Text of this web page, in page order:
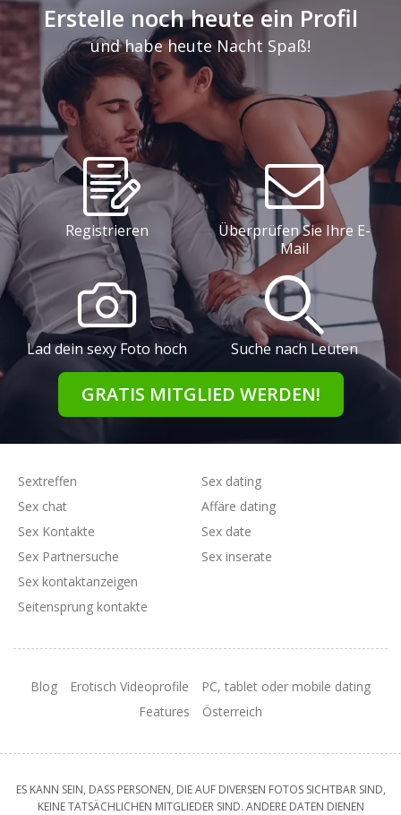
Erstelle noch heute ein Profil
und habe heute Nacht Spaß!
Registrieren
Überprüfen Sie Ihre E-
Mail
Lad dein sexy Foto hoch Suche nach Leuten
GRATIS MITGLIED WERDEN!
Sextreffen
Sex chat
Sex Kontakte
Sex dating
Affäre dating
Sex date
Sex Partnersuche
Sex kontaktanzeigen
Seitensprung kontakte
Sex inserate
Blog Erotisch Videoprofile
PC, tablet oder mobile dating
Features
Österreich
ES KANN SEIN, DASS PERSONEN, DIE AUF DIVERSEN FOTOS SICHTBAR SIND,
KEINE TATSÄCHLICHEN MITGLIEDER SIND. ANDERE DATEN DIENEN